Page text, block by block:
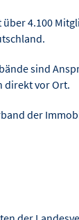
über 4.100
sind
direkt vor Ort.
der